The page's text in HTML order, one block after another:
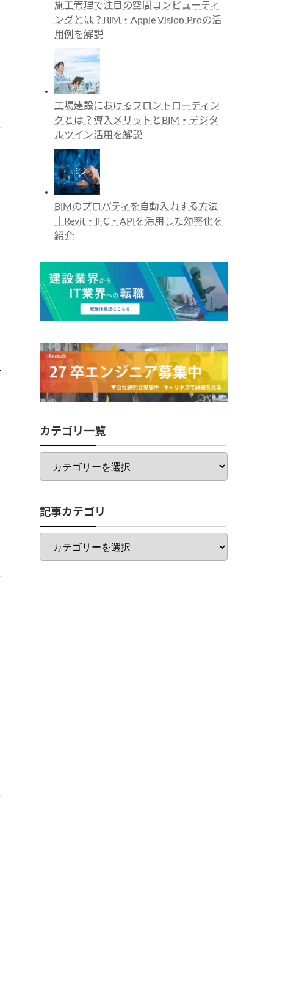
施工管理で注目の空間コンピューティ
ングとは？BIM・Apple Vision Proの活
用例を解説
工場建設におけるフロントローディン
グとは？導入メリットとBIM・デジタ
ルツイン活用を解説
BIMのプロパティを自動入力する方法
｜Revit・IFC・APIを活用した効率化を
紹介
カテゴリ一覧
カ
ゴ
一
覧
記事カテゴリ
記
カ